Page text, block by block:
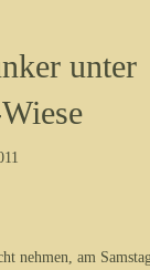
unter
nehmen, am